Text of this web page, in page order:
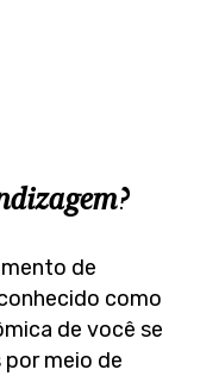
de
como
de você se
meio de